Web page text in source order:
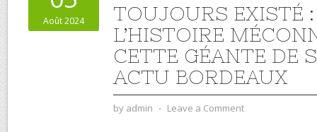
Août 2024
TOUJOURS EXISTÉ
L’HISTOIRE
CETTE GÉANTE DE
ACTU BORDEAUX
by admin ⋅ Leave a Comment